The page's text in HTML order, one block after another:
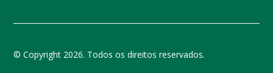
© Copyright 2026. Todos os direitos reservados.